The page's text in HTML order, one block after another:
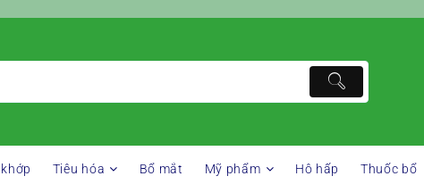
Tiêu hóa Bổ mắt Mỹ phẩm Hô hấp Thuốc bổ